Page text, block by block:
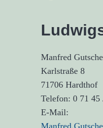
Manfred
Karlstraße 8
71706 Hardthof
Telefon: 0 71 45
E-Mail: